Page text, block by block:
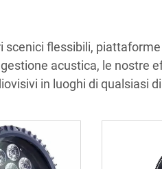
scenici flessibili,
acustica, le nostre
in luoghi di qualsiasi